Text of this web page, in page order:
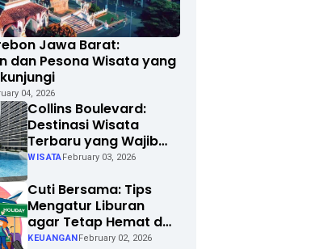
Jawa Barat:
dan Pesona Wisata yang
04, 2026
Collins Boulevard:
Destinasi Wisata
Terbaru yang Wajib
Dikunjungi di Kota
WISATA February 03, 2026
Cuti Bersama: Tips
Mengatur Liburan
agar Tetap Hemat dan
Menyenangkan
KEUANGAN February 02, 2026